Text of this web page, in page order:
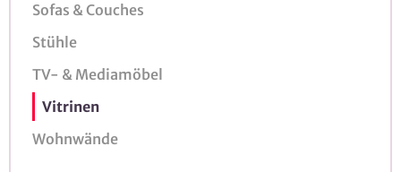
Sofas & Couches
Stühle
TV- & Mediamöbel
Vitrinen
Wohnwände